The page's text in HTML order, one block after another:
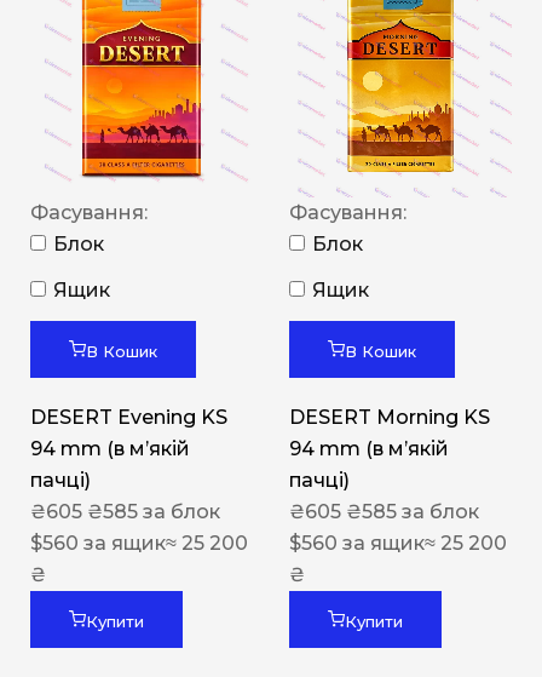
Фасування:
Блок
Ящик
В Кошик
DESERT Evening KS
94 mm (в мʼякій
пачці)
₴605 ₴585 за блок
$560 за ящик≈ 25 200
₴
Купити
Фасування:
Блок
Ящик
В Кошик
DESERT Morning KS
94 mm (в мʼякій
пачці)
₴605 ₴585 за блок
$560 за ящик≈ 25 200
₴
Купити